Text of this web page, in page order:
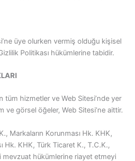
üye olurken vermiş olduğu kişisel
Politikası hükümlerine tabidir.
tüm hizmetler ve Web Sitesi’nde yer
ve görsel öğeler, Web Sitesi’ne aittir.
Markaların Korunması Hk. KHK,
Hk. KHK, Türk Ticaret K., T.C.K.,
mevzuat hükümlerine riayet etmeyi